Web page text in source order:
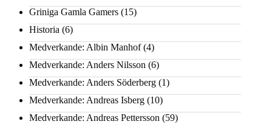
Griniga Gamla Gamers (15)
Historia (6)
Medverkande: Albin Manhof(4)
Medverkande: Anders Nilsson (6)
Medverkande: Anders Söderberg (1)
Medverkande: Andreas Isberg (10)
Medverkande: Andreas Pettersson (59)